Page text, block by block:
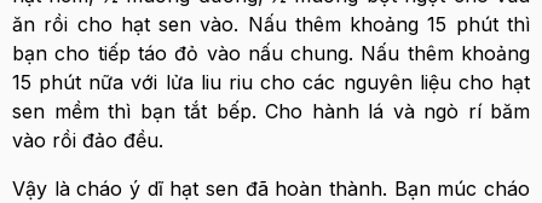
ăn rồi cho hạt sen vào. Nấu thêm khoảng 15 phút thì
bạn cho tiếp táo đỏ vào nấu chung. Nấu thêm khoảng
15 phút nữa với lửa liu riu cho các nguyên liệu cho hạt
sen mềm thì bạn tắt bếp. Cho hành lá và ngò rí băm
vào rồi đảo đều.
Vậy là cháo ý dĩ hạt sen đã hoàn thành. Bạn múc cháo